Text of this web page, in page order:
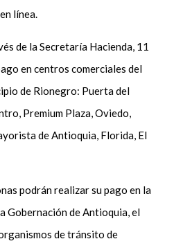
línea.
de la Secretaría Hacienda, 11
en centros comerciales del
de Rionegro: Puerta del
Premium Plaza, Oviedo,
de Antioquia, Florida, El
podrán realizar su pago en la
Gobernación de Antioquia, el
de tránsito de